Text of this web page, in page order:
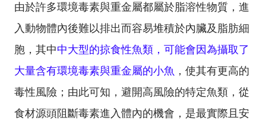
由於許多環境毒素與重金屬都屬於脂溶性物質，進
入動物體內後難以排出而容易堆積於內臟及脂肪細
胞，其中中大型的掠食性魚類，可能會因為攝取了
大量含有環境毒素與重金屬的小魚 ，使其有更高的
毒性風險；由此可知，避開高風險的特定魚類，從
食材源頭阻斷毒素進入體內的機會，是最實際且安